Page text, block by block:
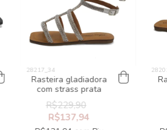
Rasteira gladiadora
com strass prata
R$229,90
R$137,94